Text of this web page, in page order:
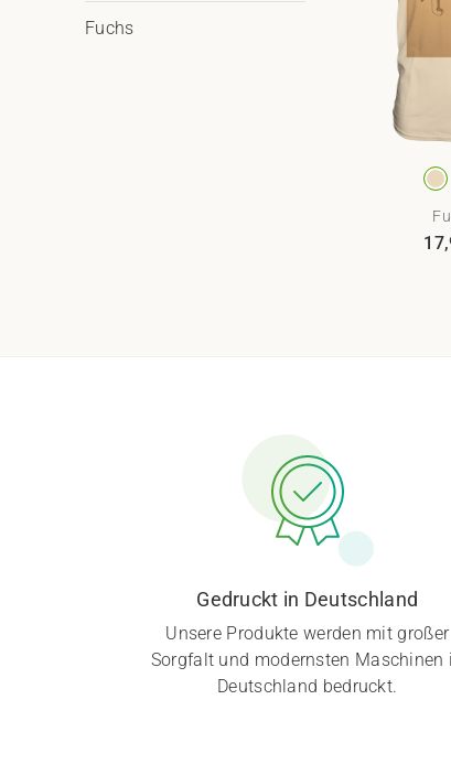
Fuchs
Gedruckt in Deutschland
Unsere Produkte werden mit großer
Sorgfalt und modernsten Maschinen
Deutschland bedruckt.